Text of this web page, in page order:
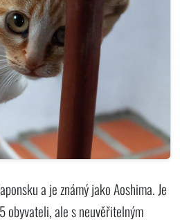
a je známý jako Aoshima. Je
obyvateli, ale s neuvěřitelným